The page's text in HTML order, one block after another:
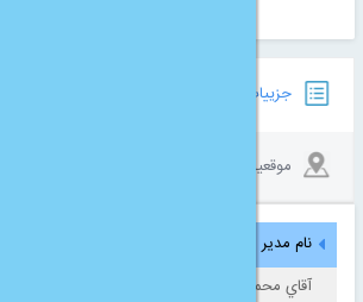
جزییات خاص
موقعیت
نام مدیر مسئول/ریاست :
آقاي محمد مجديان